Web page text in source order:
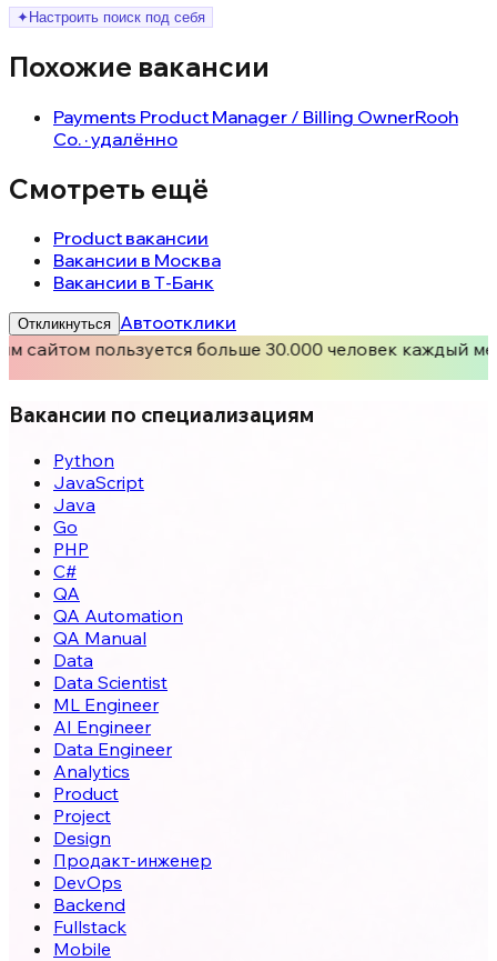
✦ Настроить поиск под себя
Похожие вакансии
Payments Product Manager / Billing OwnerRooh
Co. · удалённо
Смотреть ещё
Product вакансии
Вакансии в Москва
Вакансии в Т-Банк
Откликнуться Автоотклики
сайтом пользуется больше 30.000 человек каждый
Вакансии по специализациям
Python
JavaScript
Java
Go
PHP
C#
QA
QA Automation
QA Manual
Data
Data Scientist
ML Engineer
AI Engineer
Data Engineer
Analytics
Product
Project
Design
Продакт-инженер
DevOps
Backend
Fullstack
Mobile